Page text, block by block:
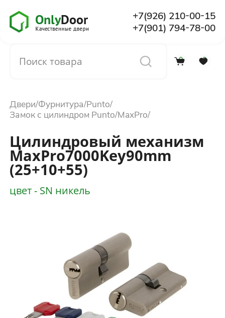
+7(926) 210-00-15
+7(901) 794-78-00
0 0
О компании
Установка
Доставка и оплата
Фото работ
Двери Фурнитура Punto
Замок с цилиндром Punto MaxPro
Цилиндровый механизм
MaxPro7000Key90mm
(25+10+55)
цвет - SN никель